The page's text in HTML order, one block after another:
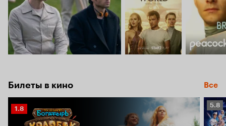
Билеты в кино Все
Рейтинг
Кинопоиска
1.8 5.8